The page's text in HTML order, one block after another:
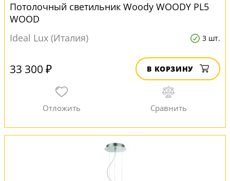
Потолочный светильник Woody WOODY PL5
WOOD
Ideal Lux (Италия)
3 шт.
33 300 ₽ В КОРЗИНУ